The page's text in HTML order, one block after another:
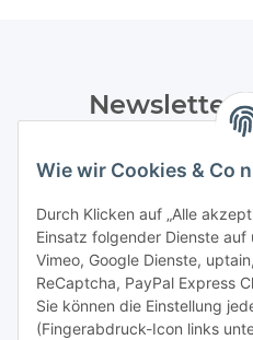
Wie wir Cookies & Co
Durch Klicken auf „Alle
Einsatz folgender Dienste auf
Vimeo, Google Dienste,
ReCaptcha, PayPal Express
Sie können die Einstellung
(Fingerabdruck-Icon links
Newsletter
Datenschutzerklärung
Newsletter Abonnieren
Informationen